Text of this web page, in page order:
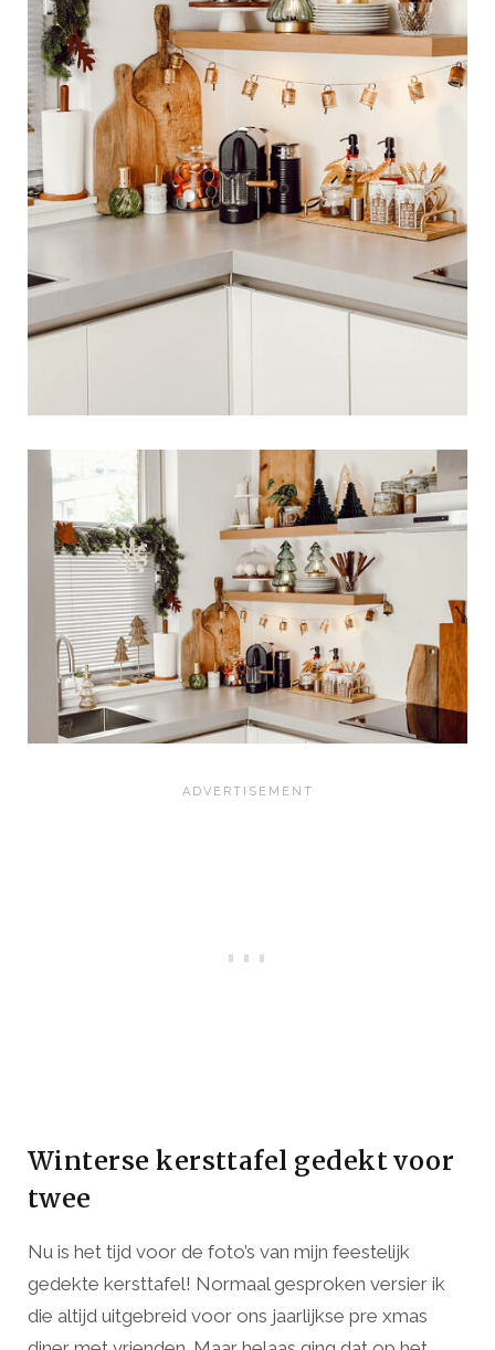
Winterse kersttafel gedekt voor
twee
Nu is het tijd voor de foto’s van mijn feestelijk
gedekte kersttafel! Normaal gesproken versier ik
die altijd uitgebreid voor ons jaarlijkse pre xmas